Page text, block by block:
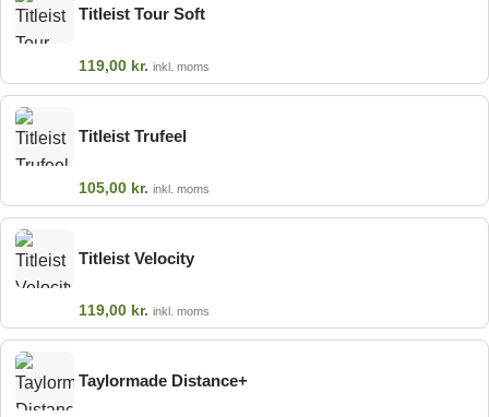
Titleist Tour Soft
119,00 kr. inkl. moms
Titleist Trufeel
105,00 kr. inkl. moms
Titleist Velocity
119,00 kr. inkl. moms
Taylormade Distance+